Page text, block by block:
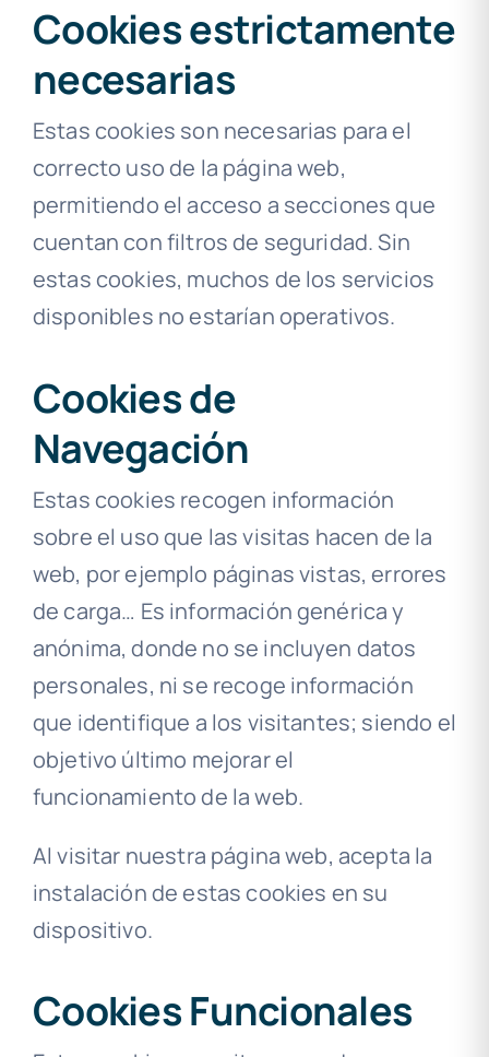
Cookies estrictamente
necesarias
Estas cookies son necesarias para el
correcto uso de la página web,
permitiendo el acceso a secciones que
cuentan con filtros de seguridad. Sin
estas cookies, muchos de los servicios
disponibles no estarían operativos.
Cookies de
Navegación
Estas cookies recogen información
sobre el uso que las visitas hacen de la
web, por ejemplo páginas vistas, errores
de carga… Es información genérica y
anónima, donde no se incluyen datos
personales, ni se recoge información
que identifique a los visitantes; siendo el
objetivo último mejorar el
funcionamiento de la web.
Al visitar nuestra página web, acepta la
instalación de estas cookies en su
dispositivo.
Cookies Funcionales